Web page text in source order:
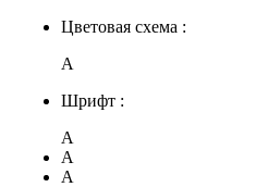
Цветовая схема :
A
Шрифт :
A
A
A